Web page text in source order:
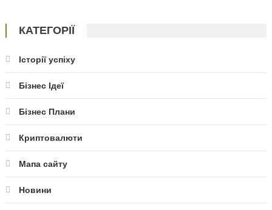
КАТЕГОРІЇ
Історії успіху
Бізнес Ідеї
Бізнес Плани
Криптовалюти
Мапа сайту
Новини